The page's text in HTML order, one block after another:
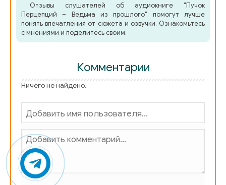
Отзывы слушателей об аудиокниге "Пучок
Перцепций – Ведьма из прошлого" помогут лучше
понять впечатления от сюжета и озвучки. Ознакомьтесь
с мнениями и поделитесь своим.
Комментарии
Ничего не найдено.